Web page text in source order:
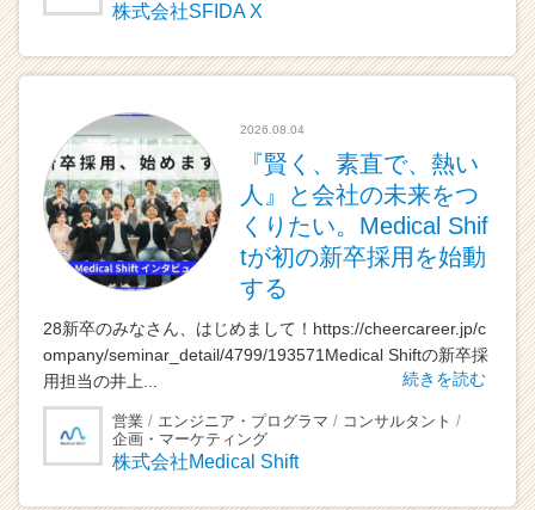
株式会社SFIDA X
2026.08.04
『賢く、素直で、熱い
人』と会社の未来をつ
くりたい。Medical Shif
tが初の新卒採用を始動
する
28新卒のみなさん、はじめまして！https://cheercareer.jp/c
ompany/seminar_detail/4799/193571Medical Shiftの新卒採
用担当の井上...
続きを読む
営業 エンジニア・プログラマ
コンサルタント
企画・マーケティング
株式会社Medical Shift